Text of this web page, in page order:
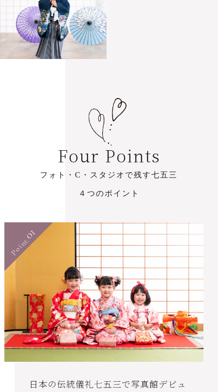
Four Points
フ ォ ト ・C ・ ス タ ジ オ で残す七五 三
４ つのポ イ ン ト
Point.
01
日本の伝統儀礼七五三で写真館デビュ